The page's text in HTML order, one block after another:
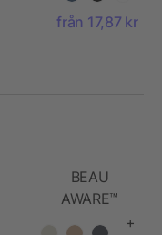
från 17,87 kr
BEAU
AWARE™
Keps med 6+